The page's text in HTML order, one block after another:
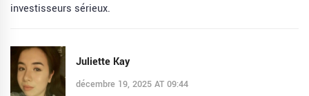
investisseurs sérieux.
Juliette Kay
décembre 19, 2025 AT 09:44